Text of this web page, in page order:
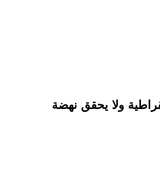
ولا يحقق نهضة